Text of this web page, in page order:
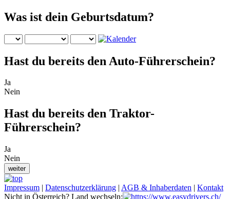
Was ist dein Geburtsdatum?
Hast du bereits den Auto-Führerschein?
Ja
Nein
Hast du bereits den Traktor-
Führerschein?
Ja
Nein
Impressum | Datenschutzerklärung | AGB & Inhaberdaten | Kontakt
Nicht in Österreich? Land wechseln: